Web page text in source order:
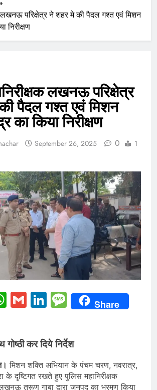
लखनऊ परिक्षेत्र ने शहर मे की पैदल गश्त एवं मिशन
निरीक्षण
लखनऊ परिक्षेत्र
पैदल गश्त एवं मिशन
का किया निरीक्षण
September 26, 2025 0
1
WhatsApp
GmailLinkedIn
Message
Share
गोष्ठी कर दिये निर्देश
मिशन शक्ति अभियान के पंचम चरण, नवरात्र,
के दृष्टिगत रखते हुए पुलिस महानिरीक्षक
तरूण गाबा द्वारा जनपद का भ्रमण किया